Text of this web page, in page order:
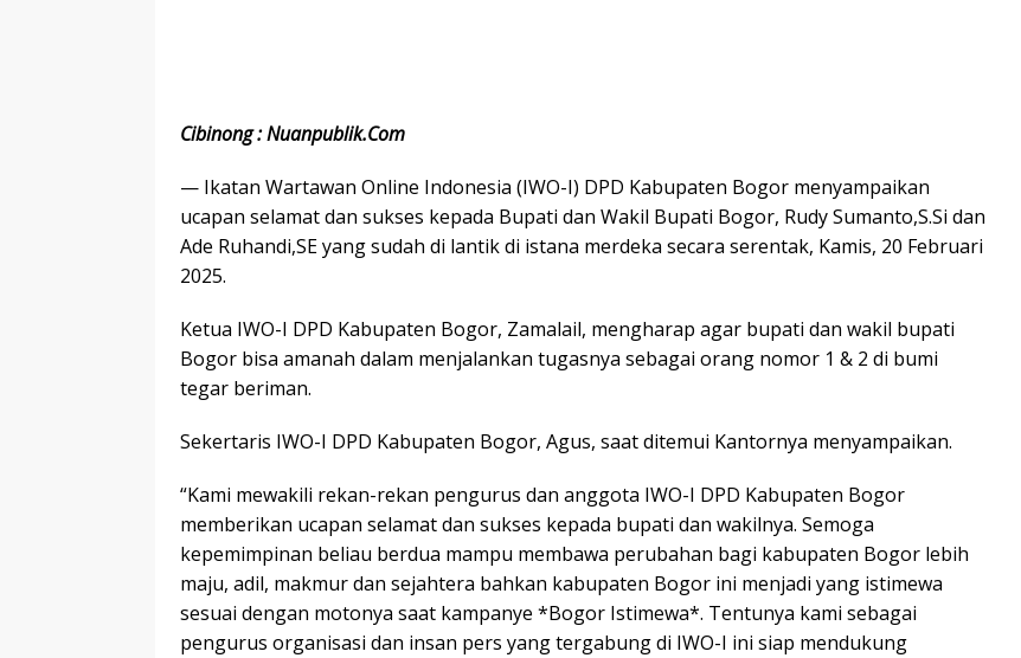
Cibinong : Nuanpublik.Com
— Ikatan Wartawan Online Indonesia (IWO-I) DPD Kabupaten Bogor menyampaikan
ucapan selamat dan sukses kepada Bupati dan Wakil Bupati Bogor, Rudy Sumanto,S.Si dan
Ade Ruhandi,SE yang sudah di lantik di istana merdeka secara serentak, Kamis, 20 Februari
2025.
Ketua IWO-I DPD Kabupaten Bogor, Zamalail, mengharap agar bupati dan wakil bupati
Bogor bisa amanah dalam menjalankan tugasnya sebagai orang nomor 1 & 2 di bumi
tegar beriman.
Sekertaris IWO-I DPD Kabupaten Bogor, Agus, saat ditemui Kantornya menyampaikan.
“Kami mewakili rekan-rekan pengurus dan anggota IWO-I DPD Kabupaten Bogor
memberikan ucapan selamat dan sukses kepada bupati dan wakilnya. Semoga
kepemimpinan beliau berdua mampu membawa perubahan bagi kabupaten Bogor lebih
maju, adil, makmur dan sejahtera bahkan kabupaten Bogor ini menjadi yang istimewa
sesuai dengan motonya saat kampanye *Bogor Istimewa*. Tentunya kami sebagai
pengurus organisasi dan insan pers yang tergabung di IWO-I ini siap mendukung